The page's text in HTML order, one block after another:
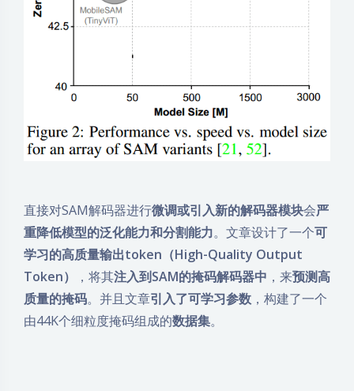
直接对SAM解码器进行微调或引入新的解码器模块会严
重降低模型的泛化能力和分割能力。文章设计了一个可
学习的高质量输出token（High-Quality Output
Token）
，将其注入到SAM的掩码解码器中 ，来预测高
质量的掩码。并且文章引入了可学习参数 ，构建了一个
由44K个细粒度掩码组成的数据集。